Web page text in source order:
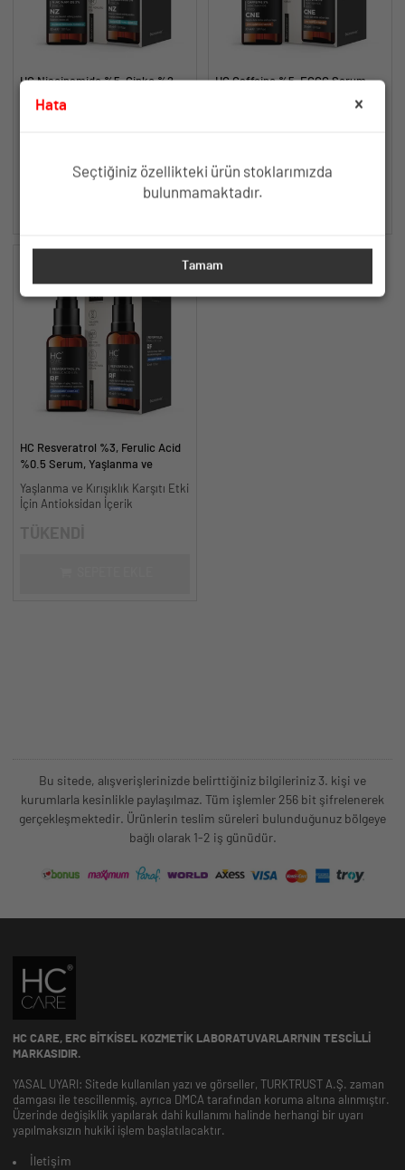
HC Niacinamide %5, Çinko %2
Serum, Gözenek ve Siyah Nokta
Oluşumunu Gidermeye Yardımcı -
TÜKENDİ
HC Caffeine %5, EGCG Serum,
Göz Altı Morluk ve Torbalanma
TÜKENDİ
HC Resveratrol %3, Ferulic Acid
%0.5 Serum, Yaşlanma ve
Yaşlanma ve Kırışıklık Karşıtı Etki
İçin Antioksidan İçerik
Bu sitede, alışverişlerinizde belirttiğiniz bilgileriniz 3. kişi ve
kurumlarla kesinlikle paylaşılmaz. Tüm işlemler 256 bit şifrelenerek
gerçekleşmektedir. Ürünlerin teslim süreleri bulunduğunuz bölgeye
bağlı olarak 1-2 iş günüdür.
HC CARE, ERC BITKISEL KOZMETIK LABORATUVARLARI'NIN TESCILLI
MARKASIDIR.
YASAL UYARI: Sitede kullanılan yazı ve görseller, TURKTRUST A.Ş. zaman
damgası ile tescillenmiş, ayrıca DMCA tarafından koruma altına alınmıştır.
Üzerinde değişiklik yapılarak dahi kullanımı halinde herhangi bir uyarı
yapılmaksızın hukiki işlem başlatılacaktır.
İletişim
Hata
Seçtiğiniz özellikteki ürün stoklarımızda
bulunmamaktadır.
Tamam